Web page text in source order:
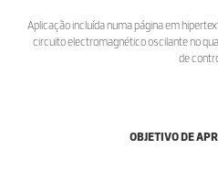
Aplicação incluída numa página em
circuito electromagnético oscilante no
de
OBJETIVO DE